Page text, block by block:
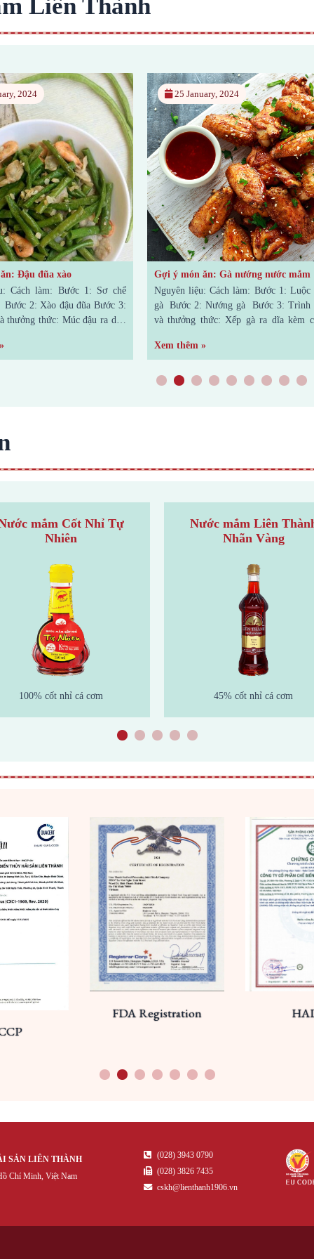
mắm Cốt Nhỉ Tự
Nhiên
100% cốt nhỉ cá cơm
Nước mắm Liên
Nhãn Vàng
45% cốt nhỉ cá cơm
1 2 3 4 5
Liên Thành
xào
Bước 1: Sơ chế
đậu đũa Bước 3:
Múc đậu ra dĩa,
tỏi ớt hoặc nước
Gợi ý món ăn: Gà nướng nước mắm
Nguyên liệu: Cách làm: Bước 1: Luộc thịt
gà Bước 2: Nướng gà Bước 3: Trình bày
và thưởng thức: Xếp gà ra dĩa kèm chén
Chúc bạn ngon miệng với món gà nướng
Xem thêm »
25 January, 2024
1 2 3 4 5 6 7 8 9
FDA Registration
1 2 3 4 5 6 7
SẢN LIÊN THÀNH
Chí Minh, Việt Nam
(028) 3943 0790
(028) 3826 7435
cskh@lienthanh1906.vn